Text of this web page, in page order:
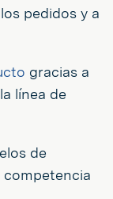
pedidos y a
gracias a
línea de
de
competencia